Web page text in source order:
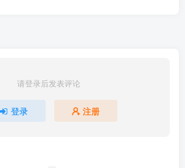
请登录后发表评论
登录 注册